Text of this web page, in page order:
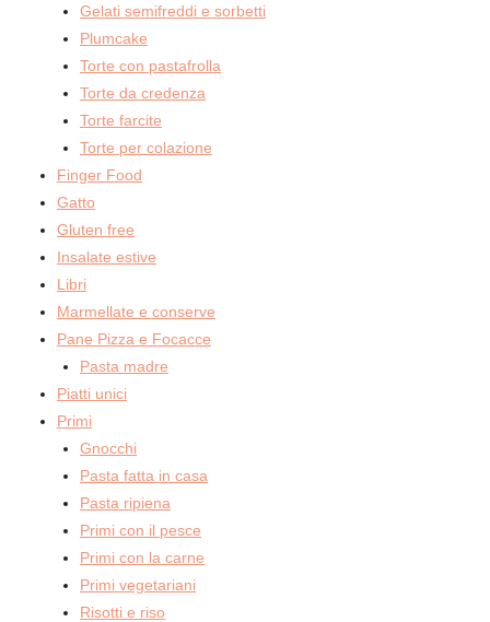
Gelati semifreddi e sorbetti
Plumcake
Torte con pastafrolla
Torte da credenza
Torte farcite
Torte per colazione
Finger Food
Gatto
Gluten free
Insalate estive
Libri
Marmellate e conserve
Pane Pizza e Focacce
Pasta madre
Piatti unici
Primi
Gnocchi
Pasta fatta in casa
Pasta ripiena
Primi con il pesce
Primi con la carne
Primi vegetariani
Risotti e riso